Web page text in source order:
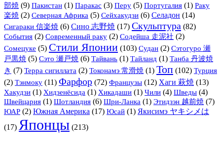
部焼 (9) Пакистан (1) Паракас (3) Перу (5) Португалия (1) Раку
楽焼 (2) Северная Африка (5) Сейхакудзи (6) Селадон (14)
Сигараки 信楽焼 (6) Сино 志野焼 (17) Скульптура (82)
События (2) Современный раку (2) Содейша 走泥社 (2)
Сомецуке (5) Стили Японии (103) Судан (2) Сэтогуро 瀬
戸黒焼 (5) Сэто 瀬戸焼 (6) Тайвань (1) Тайланд (1) Танба 丹波焼
き (7) Терра сигиллата (2) Токонамэ 常滑焼 (1) Топ (102) Турция
(2) Тэнмоку (11) Фарфор (72) Французы (12) Хаги 萩焼 (13)
Хакудзи (1) Хидзенёсида (1) Хикадаши (1) Чили (4) Шведы (4)
Швейцария (1) Шотландия (6) Шри-Ланка (1) Этидзэн 越前焼 (7)
ЮАР (2) Южная Америка (17) Юсай (1) Якисимэ ヤキシメは
(17) Японцы (213)